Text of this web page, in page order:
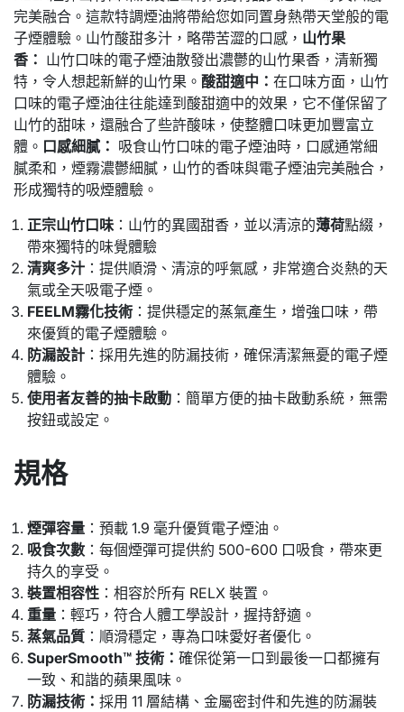
完美融合。這款特調煙油將帶給您如同置身熱帶天堂般的電
子煙體驗。山竹酸甜多汁，略帶苦澀的口感， 山竹果
香： 山竹口味的電子煙油散發出濃鬱的山竹果香，清新獨
特，令人想起新鮮的山竹果。 酸甜適中： 在口味方面，山竹
口味的電子煙油往往能達到酸甜適中的效果，它不僅保留了
山竹的甜味，還融合了些許酸味，使整體口味更加豐富立
體。 口感細膩： 吸食山竹口味的電子煙油時，口感通常細
膩柔和，煙霧濃鬱細膩，山竹的香味與電子煙油完美融合，
形成獨特的吸煙體驗。
正宗山竹口味 ：山竹的異國甜香，並以清涼的薄荷點綴，
帶來獨特的味覺體驗
清爽多汁 ：提供順滑、清涼的呼氣感，非常適合炎熱的天
氣或全天吸電子煙。
FEELM霧化技術 ：提供穩定的蒸氣產生，增強口味，帶
來優質的電子煙體驗。
防漏設計 ：採用先進的防漏技術，確保清潔無憂的電子煙
體驗。
使用者友善的抽卡啟動 ：簡單方便的抽卡啟動系統，無需
按鈕或設定。
規格
煙彈容量 ：預載 1.9 毫升優質電子煙油。
吸食次數 ：每個煙彈可提供約 500-600 口吸食，帶來更
持久的享受。
裝置相容性 ：相容於所有 RELX 裝置。
重量 ：輕巧，符合人體工學設計，握持舒適。
蒸氣品質 ：順滑穩定，專為口味愛好者優化。
SuperSmooth™ 技術： 確保從第一口到最後一口都擁有
一致、和諧的蘋果風味。
防漏技術： 採用 11 層結構、金屬密封件和先進的防漏裝